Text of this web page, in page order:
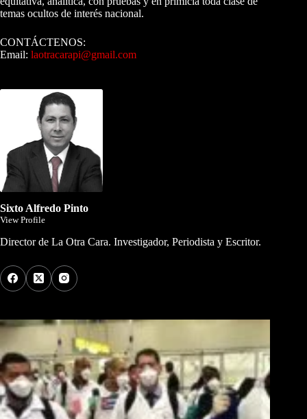
temas ocultos de interés nacional.
CONTÁCTENOS:
Email: laotracarapi@gmail.com
Sixto Alfredo Pinto
View Profile
Director de La Otra Cara. Investigador, Periodista y Escritor.